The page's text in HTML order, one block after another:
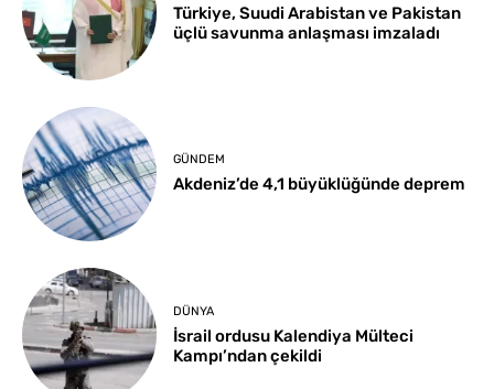
Türkiye, Suudi Arabistan ve Pakistan
üçlü savunma anlaşması imzaladı
GÜNDEM
Akdeniz’de 4,1 büyüklüğünde deprem
DÜNYA
İsrail ordusu Kalendiya Mülteci
Kampı’ndan çekildi